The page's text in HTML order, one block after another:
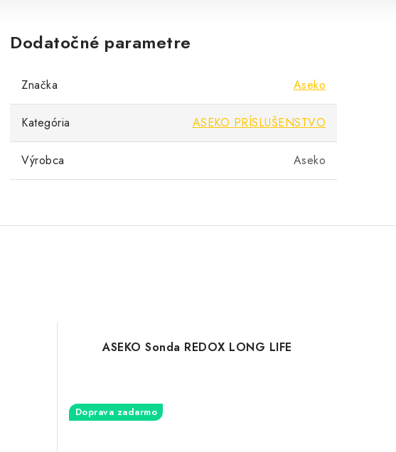
Dodatočné parametre
Značka Aseko
Kategória ASEKO PRÍSLUŠENSTVO
Výrobca Aseko
ASEKO Sonda REDOX LONG LIFE
Doprava zadarmo